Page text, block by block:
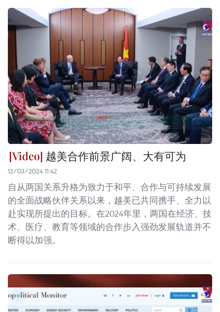
越美合作前景广阔、大有可为
12/03/2024 11:42
自从两国关系升格为致力于和平、合作与可持续发展
的全面战略伙伴关系以来，越美已共同携手、全力以
赴实现所提出的目标。在2024年里，两国在经济、技
术、医疗、教育等领域的合作步入强劲发展轨道并不
断得以加强。